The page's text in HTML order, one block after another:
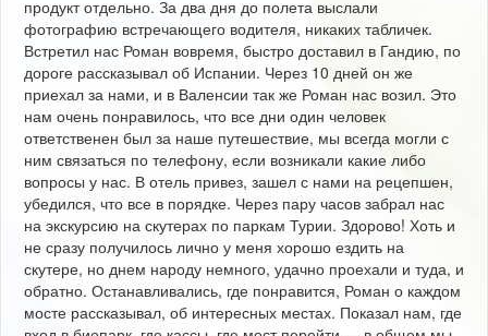
продукт отдельно. За два дня до полета выслали
фотографию встречающего водителя, никаких табличек.
Встретил нас Роман вовремя, быстро доставил в Гандию, по
дороге рассказывал об Испании. Через 10 дней он же
приехал за нами, и в Валенсии так же Роман нас возил. Это
нам очень понравилось, что все дни один человек
ответственен был за наше путешествие, мы всегда могли с
ним связаться по телефону, если возникали какие либо
вопросы у нас. В отель привез, зашел с нами на рецепшен,
убедился, что все в порядке. Через пару часов забрал нас
на экскурсию на скутерах по паркам Турии. Здорово! Хоть и
не сразу получилось лично у меня хорошо ездить на
скутере, но днем народу немного, удачно проехали и туда, и
обратно. Останавливались, где понравится, Роман о каждом
мосте рассказывал, об интересных местах. Показал нам, где